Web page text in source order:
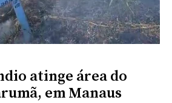
atinge área do
em Manaus